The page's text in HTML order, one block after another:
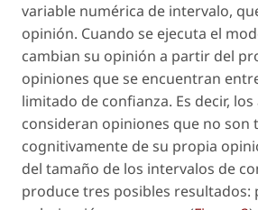
variable numérica de intervalo,
opinión. Cuando se ejecuta el
cambian su opinión a partir del
opiniones que se encuentran
limitado de confianza. Es decir,
consideran opiniones que no son
cognitivamente de su propia
del tamaño de los intervalos de
produce tres posibles resultados: